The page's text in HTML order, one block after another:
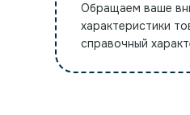
Обращаем ваше
характеристики
справочный